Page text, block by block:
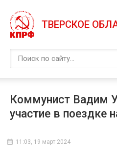
Коммунист Вадим
участие в поездке
11:03, 19 март 2024